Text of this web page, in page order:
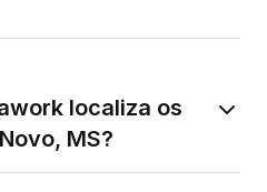
localiza os
MS?